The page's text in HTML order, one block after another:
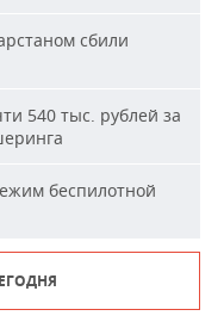
сбили
540 тыс. рублей за
беспилотной